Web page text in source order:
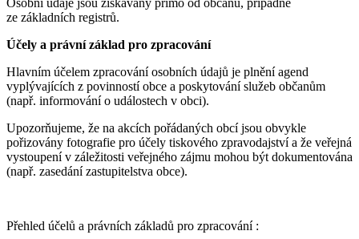
Osobní údaje jsou získávány přímo od občanů, případně
ze základních registrů.
Účely a právní základ pro zpracování
Hlavním účelem zpracování osobních údajů je plnění agend
vyplývajících z povinností obce a poskytování služeb občanům
(např. informování o událostech v obci).
Upozorňujeme, že na akcích pořádaných obcí jsou obvykle
pořizovány fotografie pro účely tiskového zpravodajství a že veřejná
vystoupení v záležitosti veřejného zájmu mohou být dokumentována
(např. zasedání zastupitelstva obce).
Přehled účelů a právních základů pro zpracování :